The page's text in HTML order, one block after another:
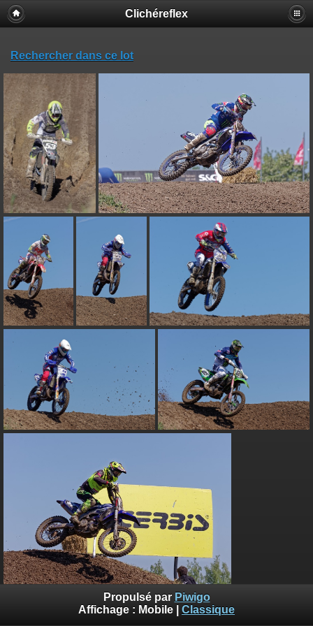
Clichéreflex
Rechercher dans ce lot
Propulsé par Piwigo
Affichage : Mobile Classique